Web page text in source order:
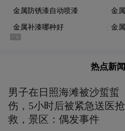
热点新闻
男子在日照海滩被沙蜇蜇
伤，5小时后被紧急送医抢
救，景区：偶发事件